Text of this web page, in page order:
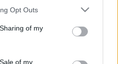
app uses one or more Google
behaviour. You may click to
and its third-party tags to
purposes in below Google
Opt Outs
of my
of my